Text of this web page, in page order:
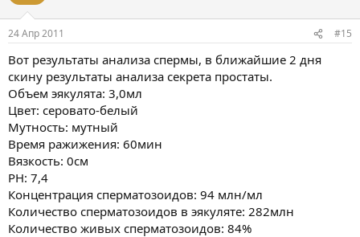
24 Апр 2011 #15
Вот результаты анализа спермы, в ближайшие 2 дня
скину результаты анализа секрета простаты.
Объем эякулята: 3,0мл
Цвет: серовато-белый
Мутность: мутный
Время ражижения: 60мин
Вязкость: 0см
PH: 7,4
Концентрация сперматозоидов: 94 млн/мл
Количество сперматозоидов в эякуляте: 282млн
Количество живых сперматозоидов: 84%